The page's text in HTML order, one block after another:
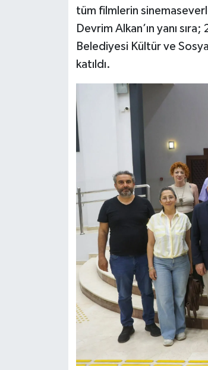
tüm filmlerin
Devrim Alkan’ın yanı
Belediyesi Kültür ve
katıldı.